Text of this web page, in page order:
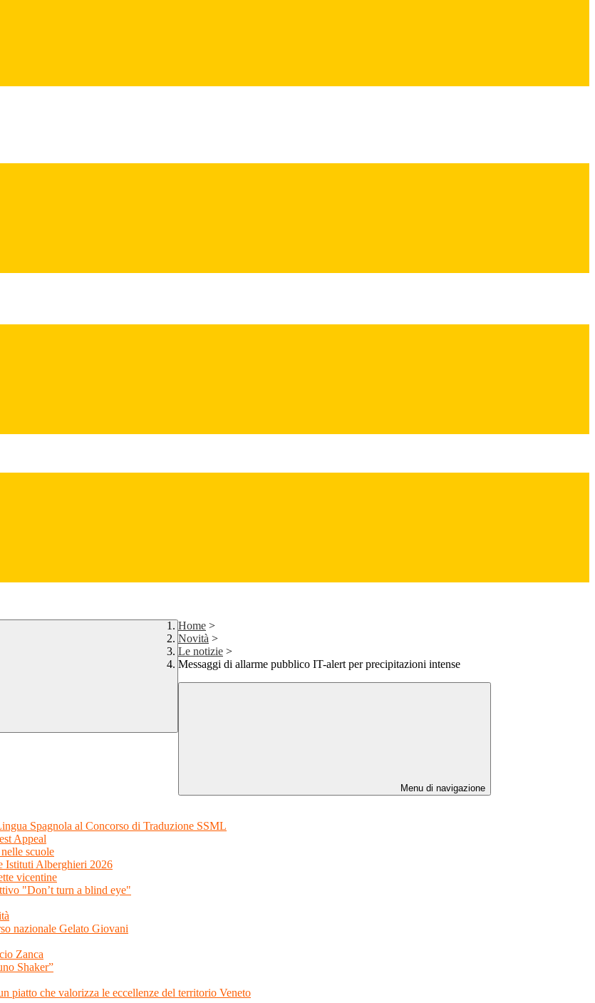
Home >
Novità >
Le notizie >
Messaggi di allarme pubblico IT-alert per precipitazioni intense
Menu di navigazione
Spagnola al Concorso di Traduzione SSML
Appeal
scuole
Istituti Alberghieri 2026
vicentine
"Don’t turn a blind eye"
nazionale Gelato Giovani
Zanca
Shaker”
piatto che valorizza le eccellenze del territorio Veneto